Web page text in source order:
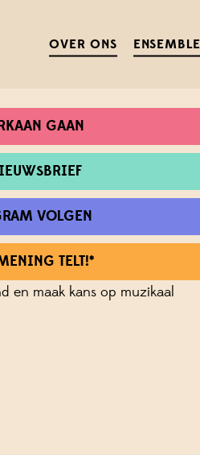
OVER ONS ENSEMBLE
GAAN
VOLGEN
TELT!*
en maak kans op muzikaal